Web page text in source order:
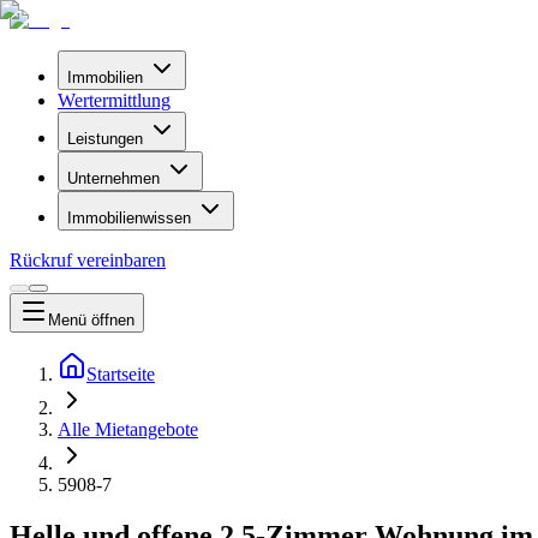
Immobilien
Wertermittlung
Leistungen
Unternehmen
Immobilienwissen
Rückruf vereinbaren
Menü öffnen
Startseite
Alle Mietangebote
5908-7